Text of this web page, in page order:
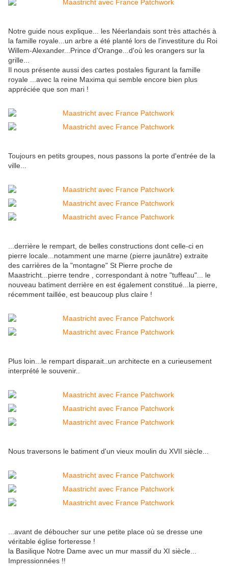
Notre guide nous explique... les Néerlandais sont très attachés à
la famille royale...un arbre a été planté lors de l'investiture du Roi
Willem-Alexander...Prince d'Orange...d'où les orangers sur la
grille...
Il nous présente aussi des cartes postales figurant la famille
royale ...avec la reine Maxima qui semble encore bien plus
appréciée que son mari !
Toujours en petits groupes, nous passons la porte d'entrée de la
ville...
...derrière le rempart, de belles constructions dont celle-ci en
pierre locale...notamment une marne (pierre jaunâtre) extraite
des carrières de la "montagne" St Pierre proche de
Maastricht...pierre tendre , correspondant à notre "tuffeau"... le
nouveau batiment derrière en est également constitué...la pierre,
récemment taillée, est beaucoup plus claire !
Plus loin...le rempart disparait..un architecte en a curieusement
interprété le souvenir..
Nous traversons le batiment d'un vieux moulin du XVII siècle...
...avant de déboucher sur une petite place où se dresse une
véritable église forteresse !
la Basilique Notre Dame avec un mur massif du XI siècle...
Impressionnées !!